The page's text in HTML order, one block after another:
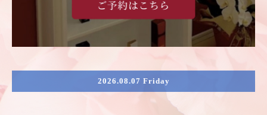
2026.08.07 Friday